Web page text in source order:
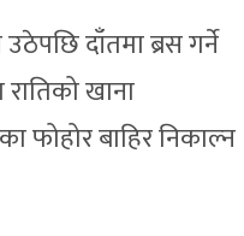
उठेपछि दाँतमा ब्रस गर्ने
खाना
बाहिर निकाल्न